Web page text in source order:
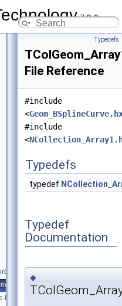
7.9.0
Typedefs
File Reference
#include
<
#include
<
Typedefs
typedef
Typedef
Documentation
◆